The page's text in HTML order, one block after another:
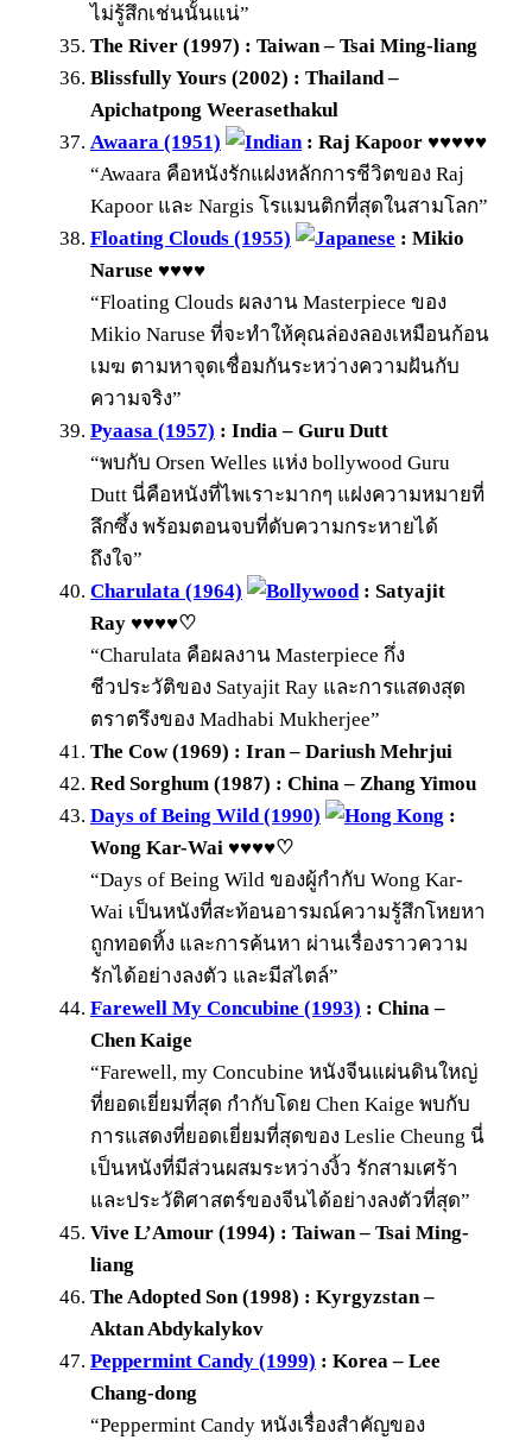
ไม่รู้สึกเช่นนั้นแน่”
The River (1997) : Taiwan – Tsai Ming-liang
Blissfully Yours (2002) : Thailand –
Apichatpong Weerasethakul
Awaara (1951)
: Raj Kapoor ♥♥♥♥♥
“Awaara คือหนังรักแฝงหลักการชีวิตของ Raj
Kapoor และ Nargis โรแมนติกที่สุดในสามโลก”
Floating Clouds (1955)
: Mikio
Naruse ♥♥♥♥
“Floating Clouds ผลงาน Masterpiece ของ
Mikio Naruse ที่จะทำให้คุณล่องลองเหมือนก้อน
เมฆ ตามหาจุดเชื่อมกันระหว่างความฝันกับ
ความจริง”
Pyaasa (1957) : India – Guru Dutt
“พบกับ Orsen Welles แห่ง bollywood Guru
Dutt นี่คือหนังที่ไพเราะมากๆ แฝงความหมายที่
ลึกซึ้ง พร้อมตอนจบที่ดับความกระหายได้
ถึงใจ”
Charulata (1964)
: Satyajit
Ray ♥♥♥♥♡
“Charulata คือผลงาน Masterpiece กึ่ง
ชีวประวัติของ Satyajit Ray และการแสดงสุด
ตราตรึงของ Madhabi Mukherjee”
The Cow (1969) : Iran – Dariush Mehrjui
Red Sorghum (1987) : China – Zhang Yimou
Days of Being Wild (1990)
:
Wong Kar-Wai ♥♥♥♥♡
“Days of Being Wild ของผู้กำกับ Wong Kar-
Wai เป็นหนังที่สะท้อนอารมณ์ความรู้สึกโหยหา
ถูกทอดทิ้ง และการค้นหา ผ่านเรื่องราวความ
รักได้อย่างลงตัว และมีสไตล์”
Farewell My Concubine (1993) : China –
Chen Kaige
“Farewell, my Concubine หนังจีนแผ่นดินใหญ่
ที่ยอดเยี่ยมที่สุด กำกับโดย Chen Kaige พบกับ
การแสดงที่ยอดเยี่ยมที่สุดของ Leslie Cheung นี่
เป็นหนังที่มีส่วนผสมระหว่างงิ้ว รักสามเศร้า
และประวัติศาสตร์ของจีนได้อย่างลงตัวที่สุด”
Vive L’Amour (1994) : Taiwan – Tsai Ming-
liang
The Adopted Son (1998) : Kyrgyzstan –
Aktan Abdykalykov
Peppermint Candy (1999) : Korea – Lee
Chang-dong
“Peppermint Candy หนังเรื่องสำคัญของ